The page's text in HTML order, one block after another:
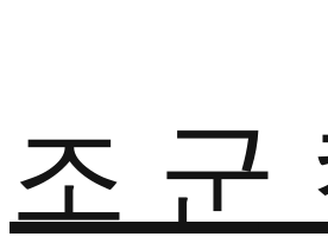
조 군